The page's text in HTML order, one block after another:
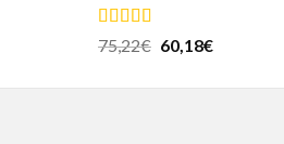
Valorado en
5.00
75,22€ 60,18€